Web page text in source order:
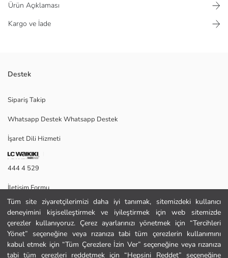
Tüm site ziyaretçilerimizi daha iyi tanımak, sitemizdeki kullanıcı
deneyimini kişiselleştirmek ve iyileştirmek için web sitemizde
çerezler kullanıyoruz. Çerez ayarlarınızı yönetmek için “Tercihleri
Yönet” seçeneğine veya rızanıza tabi tüm çerezlerin kullanımını
kabul etmek için “Tüm Çerezlere İzin Ver” seçeneğine veya rızanıza
tabi tüm çerezleri reddetmek için “Hepsini Reddet” seçeneğine
Ürün Açıklaması
Kargo ve İade
olup, kat kat fırfırlı tasarıma sahiptir.
Ana Kumaş:
Menşei:
Satıcı:
Marka:
Kalıp:
Bel Fiti:
Astar Detay:
Destek
Sipariş Takip
Whatsapp Destek Whatsapp Destek
İşaret Dili Hizmeti
444 4 529
İletişim Formu
444 4 529
Yardım